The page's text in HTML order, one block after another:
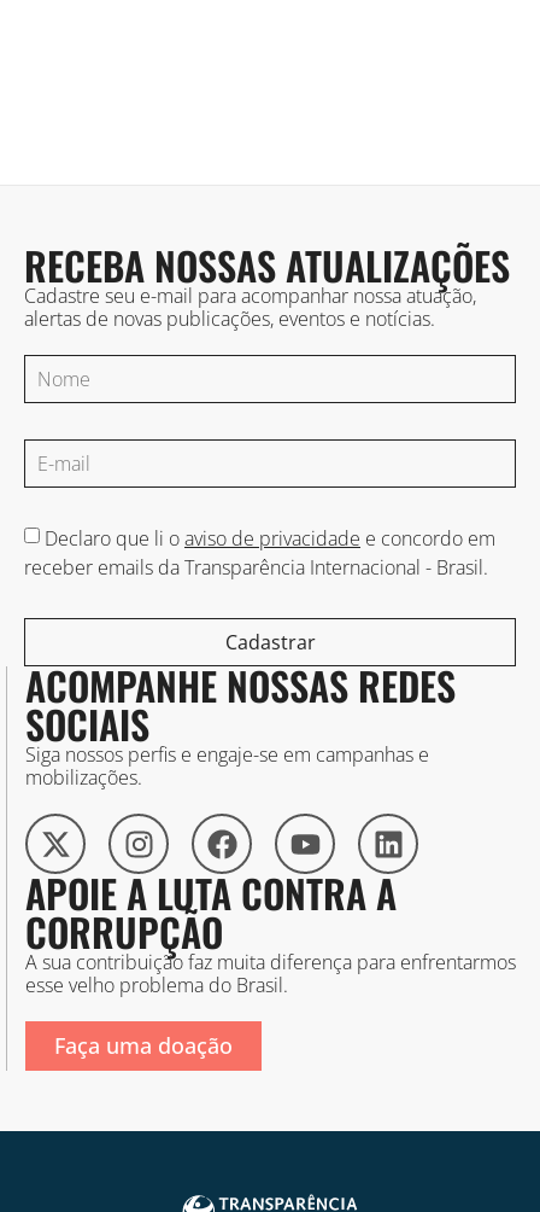
RECEBA NOSSAS ATUALIZAÇÕES
Cadastre seu e-mail para acompanhar nossa atuação,
alertas de novas publicações, eventos e notícias.
Declaro que li oaviso de privacidade e concordo em
receber emails da Transparência Internacional - Brasil.
Cadastrar
ACOMPANHE NOSSAS REDES
SOCIAIS
Siga nossos perfis e engaje-se em campanhas e
mobilizações.
APOIE A LUTA CONTRA A
CORRUPÇÃO
A sua contribuição faz muita diferença para enfrentarmos
esse velho problema do Brasil.
Faça uma doação